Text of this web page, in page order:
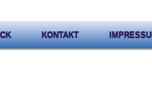
KONTAKT